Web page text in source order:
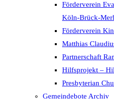
Förderverein
Köln-Brück-
Förderverein
Matthias
Partnerschaft
Hilfsprojekt –
Presbyterian
Gemeindebote Archiv